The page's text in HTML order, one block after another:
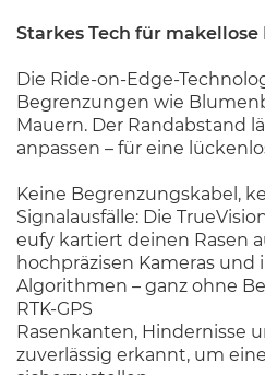
Starkes Tech für makellose
Die Ride-on-Edge-
Begrenzungen wie
Mauern. Der Randabstand
anpassen – für eine
Keine Begrenzungskabel,
Signalausfälle: Die
eufy kartiert deinen Rasen
hochpräzisen Kameras
Algorithmen – ganz ohne
RTK-GPS
Rasenkanten, Hindernisse
zuverlässig erkannt, um